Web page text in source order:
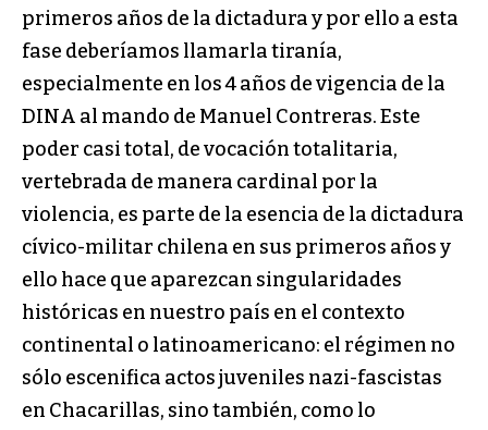
primeros años de la dictadura y por ello a esta
fase deberíamos llamarla tiranía,
especialmente en los 4 años de vigencia de la
DINA al mando de Manuel Contreras. Este
poder casi total, de vocación totalitaria,
vertebrada de manera cardinal por la
violencia, es parte de la esencia de la dictadura
cívico-militar chilena en sus primeros años y
ello hace que aparezcan singularidades
históricas en nuestro país en el contexto
continental o latinoamericano: el régimen no
sólo escenifica actos juveniles nazi-fascistas
en Chacarillas, sino también, como lo